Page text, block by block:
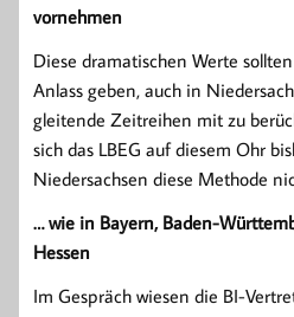
vornehmen
Diese dramatischen Werte
Anlass geben, auch in
gleitende Zeitreihen mit zu
sich das LBEG auf diesem Ohr
Niedersachsen diese Methode
… wie in Bayern, Baden-
Hessen
Im Gespräch wiesen die BI-